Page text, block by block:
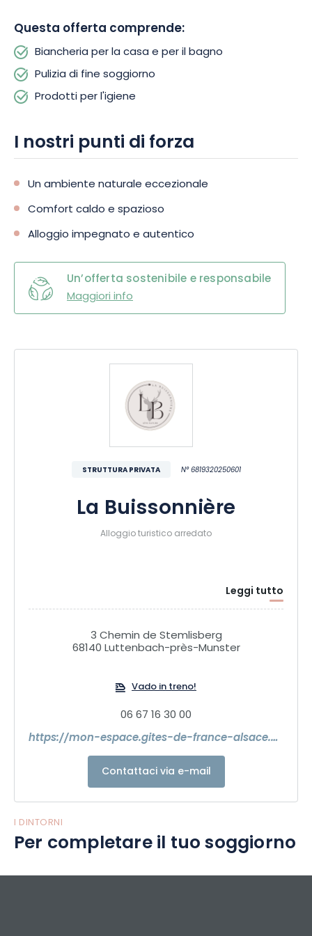
aspettate oltre: la vostra fuga nei Vosgi inizia qui.
Questa offerta comprende:
Biancheria per la casa e per il bagno
Pulizia di fine soggiorno
Prodotti per l'igiene
I nostri punti di forza
Un ambiente naturale eccezionale
Comfort caldo e spazioso
Alloggio impegnato e autentico
Un’offerta sostenibile e responsabile
Maggiori info
STRUTTURA PRIVATA N° 6819320250601
La Buissonnière
Alloggio turistico arredato
Leggi tutto
3 Chemin de Stemlisberg
68140 Luttenbach-près-Munster
Vado in treno!
06 67 16 30 00
https://mon-espace.gites-de-france-alsace.com/v2/fr/
Contattaci via e-mail
I DINTORNI
Per completare il tuo soggiorno